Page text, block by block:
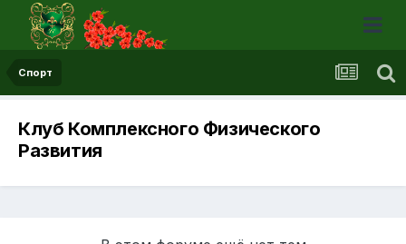
Спорт
Клуб Комплексного Физического
Развития